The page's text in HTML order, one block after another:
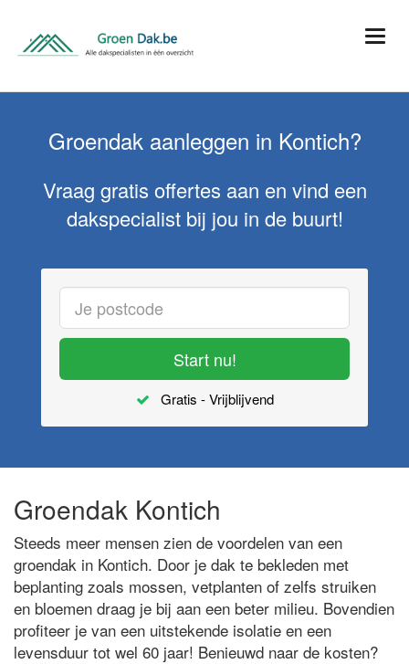
Groendak aanleggen in Kontich?
Vraag gratis offertes aan en vind een
dakspecialist bij jou in de buurt!
Start nu!
Gratis - Vrijblijvend
Groendak Kontich
Steeds meer mensen zien de voordelen van een
groendak in Kontich. Door je dak te bekleden met
beplanting zoals mossen, vetplanten of zelfs struiken
en bloemen draag je bij aan een beter milieu. Bovendien
profiteer je van een uitstekende isolatie en een
levensduur tot wel 60 jaar! Benieuwd naar de kosten?